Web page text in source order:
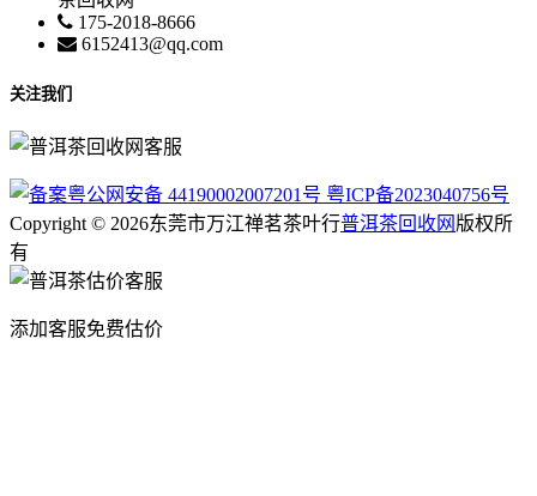
175-2018-8666
6152413@qq.com
关注我们
粤公网安备 44190002007201号 粤ICP备2023040756号
Copyright © 2026东莞市万江禅茗茶叶行普洱茶回收网 版权所
有
添加客服免费估价